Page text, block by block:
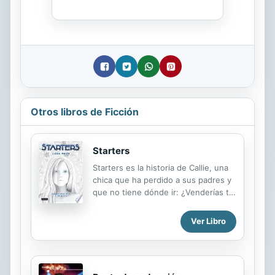
Otros libros de Ficción
Starters
Starters es la historia de Callie, una
chica que ha perdido a sus padres y
que no tiene dónde ir: ¿Venderías tu
perdió a sus padres cuando las
guerras de las Esporas aniquilaron a
todos los que tenían entre 20 y 60
años. Ahora es una starter, una
Ver Libro